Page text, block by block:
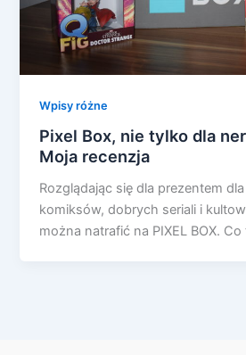
Wpisy różne
Pixel Box, nie tylko dla
Moja recenzja
Rozglądając się dla prezentem
komiksów, dobrych seriali i
można natrafić na PIXEL BOX.